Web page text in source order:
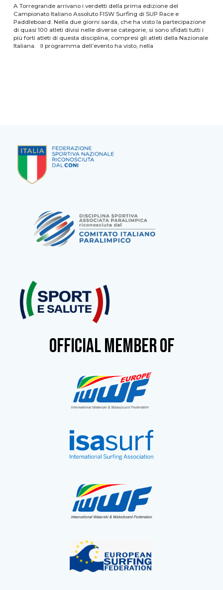
A Torregrande arrivano i verdetti della prima edizione del
Campionato Italiano Assoluto FISW Surfing di SUP Race e
Paddleboard. Nella due giorni sarda, che ha visto la partecipazione
di quasi 100 atleti divisi nelle diverse categorie, si sono sfidati tutti i
più forti atleti di questa disciplina, compresi gli atleti della Nazionale
Italiana. Il programma dell’evento ha visto, nella
OFFICIAL MEMBER OF